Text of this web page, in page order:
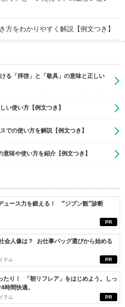
方をわかりやすく解説【例文つき】
る「拝啓」と「敬具」の意味と正しい
い使い方【例文つき】
での使い方を解説【例文つき】
味や使い方を紹介【例文つき】
PR
ュース力を鍛える！ “ジブン観”診断
PR
会人像は？ お仕事バッグ選びから始める
テム
PR
たり！ 「朝リフレア」をはじめよう。しっ
時間快適。
テム